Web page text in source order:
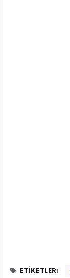
ETIKETLER: